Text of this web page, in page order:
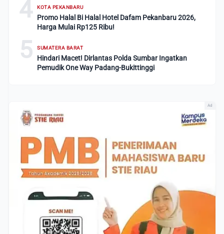
4 KOTA PEKANBARU
Promo Halal Bi Halal Hotel Dafam Pekanbaru 2026,
Harga Mulai Rp125 Ribu!
5 SUMATERA BARAT
Hindari Macet! Dirlantas Polda Sumbar Ingatkan
Pemudik One Way Padang-Bukittinggi
Ad